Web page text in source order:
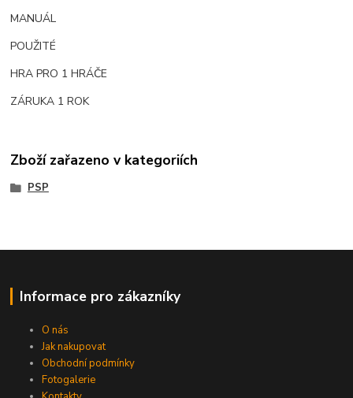
MANUÁL
POUŽITÉ
HRA PRO 1 HRÁČE
ZÁRUKA 1 ROK
Zboží zařazeno v kategoriích
PSP
Informace pro zákazníky
O nás
Jak nakupovat
Obchodní podmínky
Fotogalerie